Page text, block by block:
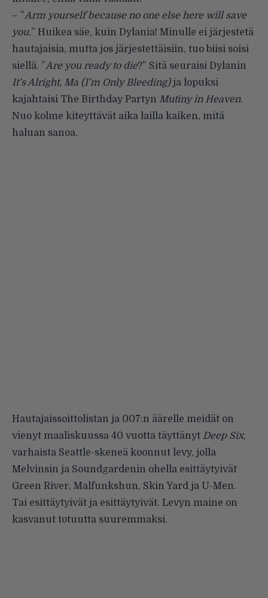
– ”Arm yourself because no one else here will save
you.” Huikea säe, kuin Dylania! Minulle ei järjestetä
hautajaisia, mutta jos järjestettäisiin, tuo biisi soisi
siellä. ”Are you ready to die?” Sitä seuraisi Dylanin
It’s Alright, Ma (I’m Only Bleeding) ja lopuksi
kajahtaisi The Birthday Partyn Mutiny in Heaven.
Nuo kolme kiteyttävät aika lailla kaiken, mitä
haluan sanoa.
Hautajaissoittolistan ja 007:n äärelle meidät on
vienyt maaliskuussa 40 vuotta täyttänyt Deep Six,
varhaista Seattle-skeneä koonnut levy, jolla
Melvinsin ja Soundgardenin ohella esittäytyivät
Green River, Malfunkshun, Skin Yard ja U-Men.
Tai esittäytyivät ja esittäytyivät. Levyn maine on
kasvanut totuutta suuremmaksi.